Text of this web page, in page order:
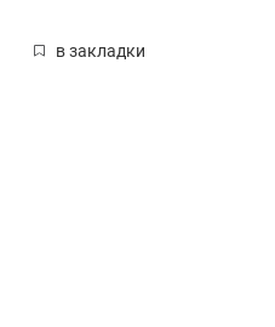
в закладки